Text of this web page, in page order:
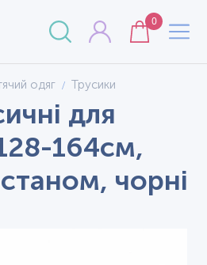
0
одяг Трусики
для
164см,
чорні